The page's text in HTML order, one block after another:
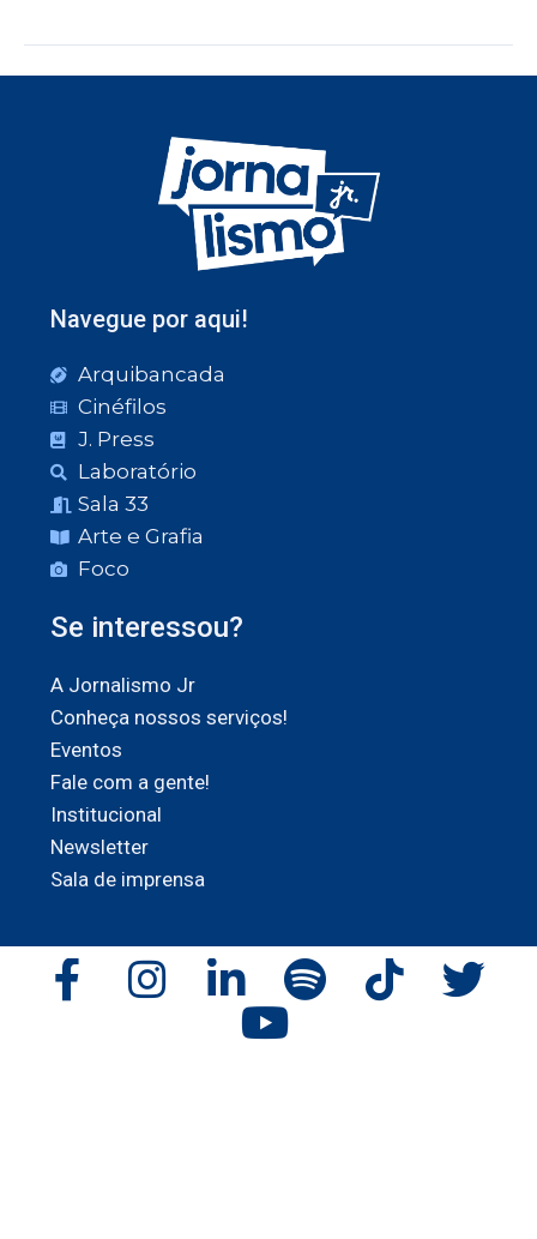
Navegue por aqui!
Arquibancada
Cinéfilos
J. Press
Laboratório
Sala 33
Arte e Grafia
Foco
Se interessou?
A Jornalismo Jr
Conheça nossos serviços!
Eventos
Fale com a gente!
Institucional
Newsletter
Sala de imprensa